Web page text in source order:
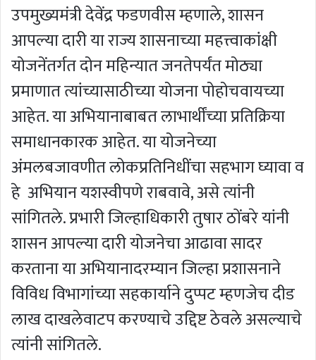
उपमुख्यमंत्री देवेंद्र फडणवीस म्हणाले, शासन
आपल्या दारी या राज्य शासनाच्या महत्त्वाकांक्षी
योजनेंतर्गत दोन महिन्यात जनतेपर्यंत मोठ्या
प्रमाणात त्यांच्यासाठीच्या योजना पोहोचवायच्या
आहेत. या अभियानाबाबत लाभार्थींच्या प्रतिक्रिया
समाधानकारक आहेत. या योजनेच्या
अंमलबजावणीत लोकप्रतिनिधींचा सहभाग घ्यावा व
हे अभियान यशस्वीपणे राबवावे, असे त्यांनी
सांगितले. प्रभारी जिल्हाधिकारी तुषार ठोंबरे यांनी
शासन आपल्या दारी योजनेचा आढावा सादर
करताना या अभियानादरम्यान जिल्हा प्रशासनाने
विविध विभागांच्या सहकार्याने दुप्पट म्हणजेच दीड
लाख दाखलेवाटप करण्याचे उद्दिष्ट ठेवले असल्याचे
त्यांनी सांगितले.